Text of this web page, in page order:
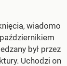
wiadomo
był przez
Uchodzi on